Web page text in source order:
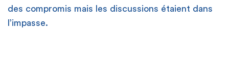
des compromis mais les discussions étaient dans
l’impasse.